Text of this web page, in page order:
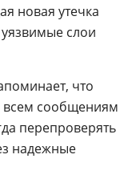
новая утечка
слои
что
всем сообщениям
перепроверять
надежные